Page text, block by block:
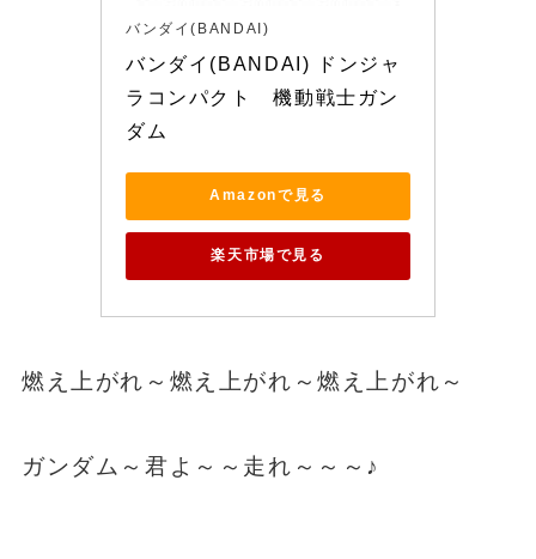
バンダイ(BANDAI)
バンダイ(BANDAI) ドンジャ
ラコンパクト　機動戦士ガン
ダム
Amazonで見る
楽天市場で見る
燃え上がれ～燃え上がれ～燃え上がれ～
ガンダム ～君よ～～走れ～～～♪